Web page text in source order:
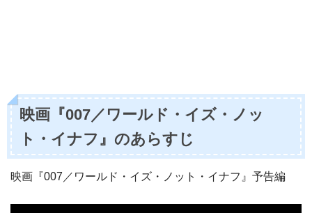
映画『007／ワールド・イズ・ノッ
ト・イナフ』のあらすじ
映画『007／ワールド・イズ・ノット・イナフ』予告編